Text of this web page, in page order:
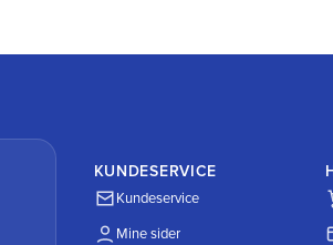
KUNDESERVICE
Kundeservice
Mine sider